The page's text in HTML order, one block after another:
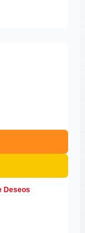
Deseos